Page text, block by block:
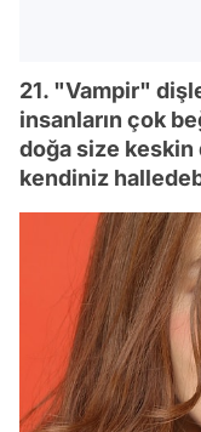
21. "Vampir"
insanların çok
doğa size
kendiniz